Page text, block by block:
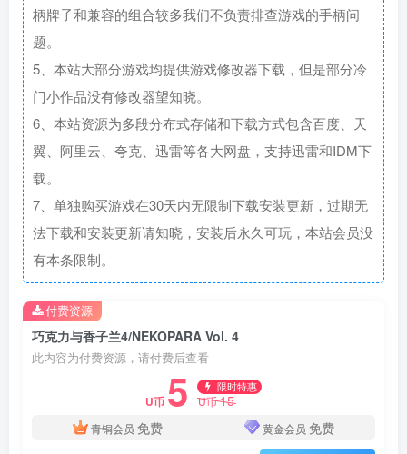
柄牌子和兼容的组合较多我们不负责排查游戏的手柄问
题。
5、本站大部分游戏均提供游戏修改器下载，但是部分冷
门小作品没有修改器望知晓。
6、本站资源为多段分布式存储和下载方式包含百度、天
翼、阿里云、夸克、迅雷等各大网盘，支持迅雷和IDM下
载。
7、单独购买游戏在30天内无限制下载安装更新，过期无
法下载和安装更新请知晓，安装后永久可玩，本站会员没
有本条限制。
巧克力与香子兰4/NEKOPARA Vol. 4
此内容为付费资源，请付费后查看
U币 5 限时特惠
U币15
青铜会员 免费 黄金会员 免费
付费资源